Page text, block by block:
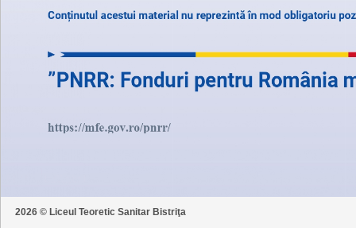
2026 © Liceul Teoretic Sanitar Bistriţa